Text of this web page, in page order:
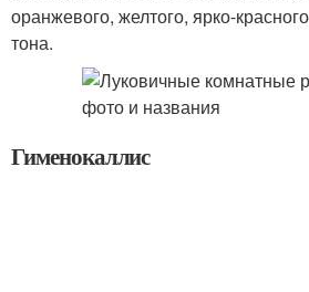
оранжевого, желтого, ярко-
тона.
Гименокаллис